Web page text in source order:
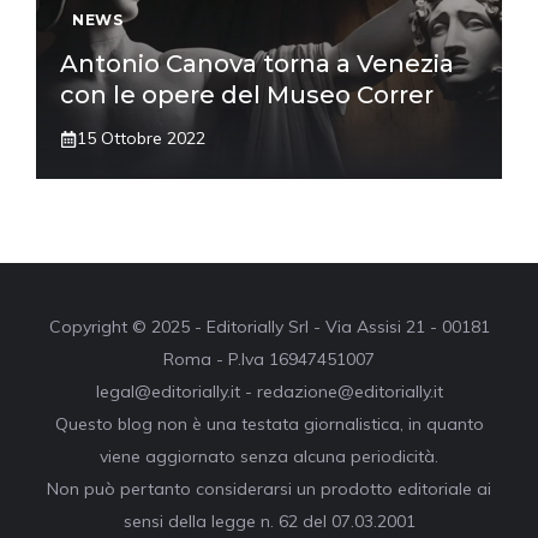
NEWS
Antonio Canova torna a Venezia
con le opere del Museo Correr
15 Ottobre 2022
Copyright © 2025 - Editorially Srl - Via Assisi 21 - 00181
Roma - P.Iva 16947451007
legal@editorially.it - redazione@editorially.it
Questo blog non è una testata giornalistica, in quanto
viene aggiornato senza alcuna periodicità.
Non può pertanto considerarsi un prodotto editoriale ai
sensi della legge n. 62 del 07.03.2001